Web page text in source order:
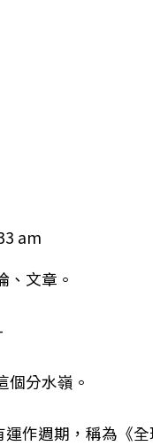
am
、文章。
分水嶺。
作週期，稱為《